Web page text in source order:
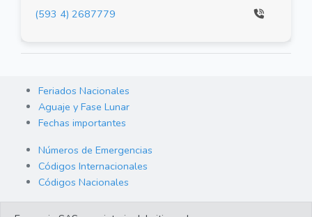
(593 4) 2687779
Feriados Nacionales
Aguaje y Fase Lunar
Fechas importantes
Números de Emergencias
Códigos Internacionales
Códigos Nacionales